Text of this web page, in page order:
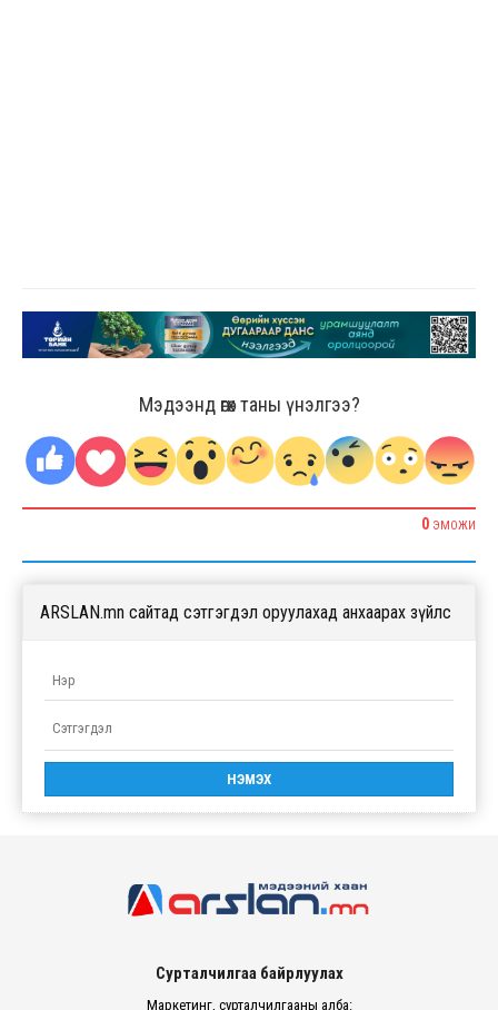
Мэдээнд өгөх таны үнэлгээ?
0 ЭМОЖИ
ARSLAN.mn сайтад сэтгэгдэл оруулахад анхаарах зүйлс
Сурталчилгаа байрлуулах
Маркетинг, сурталчилгааны алба: